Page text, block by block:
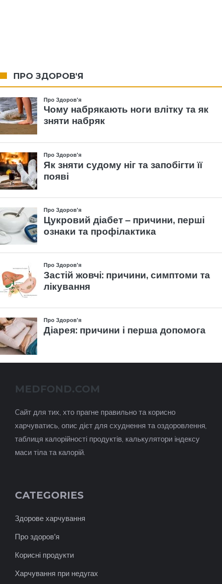
ПРО ЗДОРОВ'Я
MEDFOND.COM
Cайт для тих, хто прагне правильно та корисно
харчуватись, опис дієт для схуднення та оздоровлення,
таблиця калорійності продуктів, калькулятори індексу
маси тіла та калорій.
CATEGORIES
Здорове харчування
Про здоров'я
Корисні продукти
Харчування при недугах